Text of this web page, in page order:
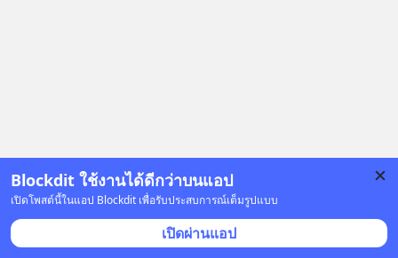
Blockdit ใช้งานได้ดีกว่าบนแอป
เปิดโพสต์นี้ในแอป Blockdit เพื่อรับประสบการณ์เต็มรูปแบบ
เปิดผ่านแอป